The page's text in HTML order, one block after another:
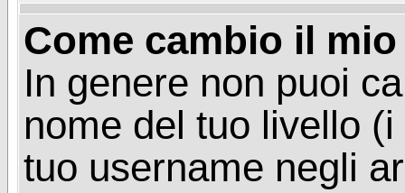
Come cambio il
In genere non puoi
nome del tuo livello
tuo username negli